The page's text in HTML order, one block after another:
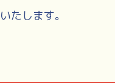
たします。